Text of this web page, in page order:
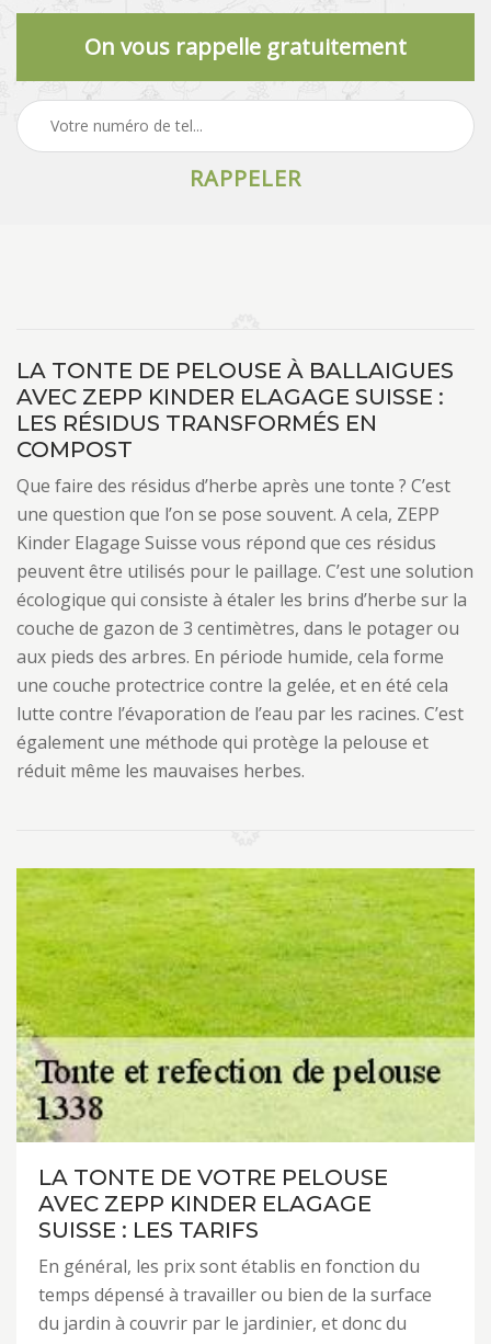
On vous rappelle gratuitement
LA TONTE DE PELOUSE À BALLAIGUES
AVEC ZEPP KINDER ELAGAGE SUISSE :
LES RÉSIDUS TRANSFORMÉS EN
COMPOST
Que faire des résidus d’herbe après une tonte ? C’est
une question que l’on se pose souvent. A cela, ZEPP
Kinder Elagage Suisse vous répond que ces résidus
peuvent être utilisés pour le paillage. C’est une solution
écologique qui consiste à étaler les brins d’herbe sur la
couche de gazon de 3 centimètres, dans le potager ou
aux pieds des arbres. En période humide, cela forme
une couche protectrice contre la gelée, et en été cela
lutte contre l’évaporation de l’eau par les racines. C’est
également une méthode qui protège la pelouse et
réduit même les mauvaises herbes.
LA TONTE DE VOTRE PELOUSE
AVEC ZEPP KINDER ELAGAGE
SUISSE : LES TARIFS
En général, les prix sont établis en fonction du
temps dépensé à travailler ou bien de la surface
du jardin à couvrir par le jardinier, et donc du